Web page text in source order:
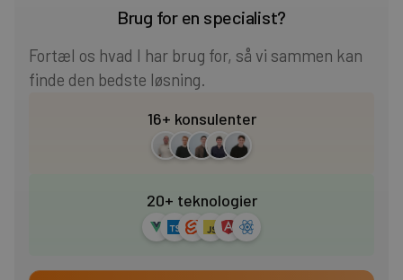
Heading 4
Heading 5
Brug for en specialist?
Fortæl os hvad I har brug for, så vi sammen kan
finde den bedste løsning.
16+ konsulenter
20+ teknologier